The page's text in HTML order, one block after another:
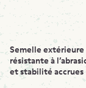
Semelle extérieure
résistante à
et stabilité accrues